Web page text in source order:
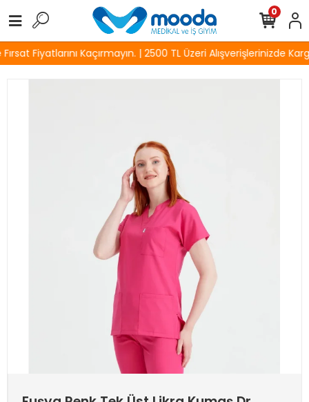
Fiyatlarını Kaçırmayın. | 2500 TL Üzeri Alışverişlerinizde
0